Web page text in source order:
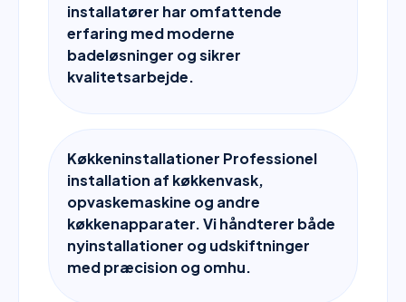
installatører har omfattende
erfaring med moderne
badeløsninger og sikrer
kvalitetsarbejde.
Køkkeninstallationer Professionel
installation af køkkenvask,
opvaskemaskine og andre
køkkenapparater. Vi håndterer både
nyinstallationer og udskiftninger
med præcision og omhu.